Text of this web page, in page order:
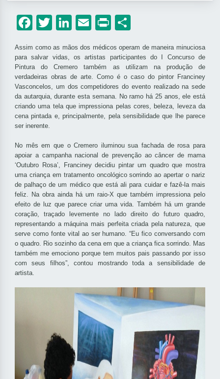
Facebook
Twitter
LinkedIn
Email
Print
Assim como as mãos dos médicos operam de maneira minuciosa
para salvar vidas, os artistas participantes do I Concurso de
Pintura do Cremero também as utilizam na produção de
verdadeiras obras de arte. Como é o caso do pintor Franciney
Vasconcelos, um dos competidores do evento realizado na sede
da autarquia, durante esta semana. No ramo há 25 anos, ele está
criando uma tela que impressiona pelas cores, beleza, leveza da
cena pintada e, principalmente, pela sensibilidade que lhe parece
ser inerente.
No mês em que o Cremero iluminou sua fachada de rosa para
apoiar a campanha nacional de prevenção ao câncer de mama
‘Outubro Rosa’, Franciney decidiu pintar um quadro que mostra
uma criança em tratamento oncológico sorrindo ao apertar o nariz
de palhaço de um médico que está ali para cuidar e fazê-la mais
feliz. Na obra ainda há um raio-X que também impressiona pelo
efeito de luz que parece criar uma vida. Também há um grande
coração, traçado levemente no lado direito do futuro quadro,
representando a máquina mais perfeita criada pela natureza, que
serve como fonte vital ao ser humano. “Eu fico conversando com
o quadro. Rio sozinho da cena em que a criança fica sorrindo. Mas
também me emociono porque tem muitos pais passando por isso
com seus filhos”, contou mostrando toda a sensibilidade de
artista.